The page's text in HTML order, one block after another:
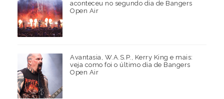
aconteceu no segundo dia de Bangers
Open Air
Avantasia, W.A.S.P., Kerry King e mais:
veja como foi o último dia de Bangers
Open Air